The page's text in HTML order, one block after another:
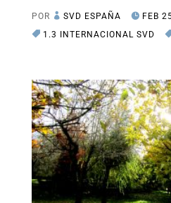
POR SVD ESPAÑA FEB
1.3 INTERNACIONAL SVD